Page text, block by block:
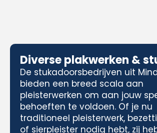
Diverse plakwerken &
De stukadoorsbedrijven uit
bieden een breed scala aan
pleisterwerken om aan jouw
behoeften te voldoen. Of je nu
traditioneel pleisterwerk,
of sierpleister nodig hebt, zij